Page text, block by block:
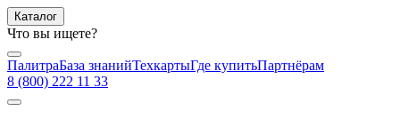
Каталог
Что вы ищете?
ПалитраБаза знанийТехкартыГде купитьПартнёрам
8 (800) 222 11 33